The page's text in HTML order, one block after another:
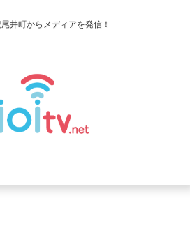
井町からメディアを発信！